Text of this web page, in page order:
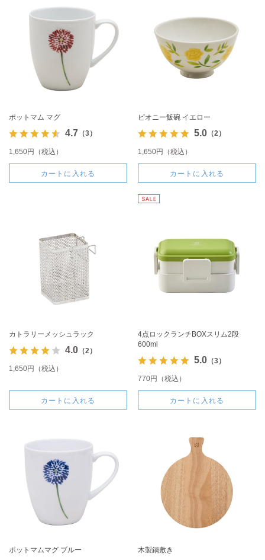
ポットマム マグ
4.7 （3）
1,650円（税込）
カートに入れる
ピオニー飯碗 イエロー
5.0（2）
1,650円（税込）
カートに入れる
カトラリーメッシュラック
4.0（2）
1,650円（税込）
カートに入れる
4点ロックランチBOXスリム2段
600ml
5.0（3）
770円（税込）
カートに入れる
ポットマムマグ ブルー 木製鍋敷き